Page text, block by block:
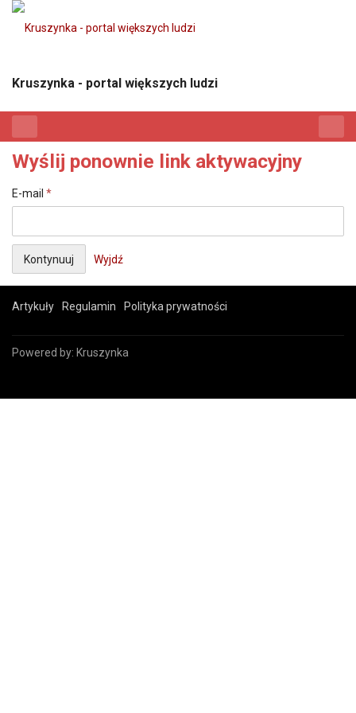
Kruszynka - portal większych ludzi
Wyślij ponownie link aktywacyjny
E-mail *
Wyjdź
Artykuły Regulamin Polityka prywatności
Powered by: Kruszynka